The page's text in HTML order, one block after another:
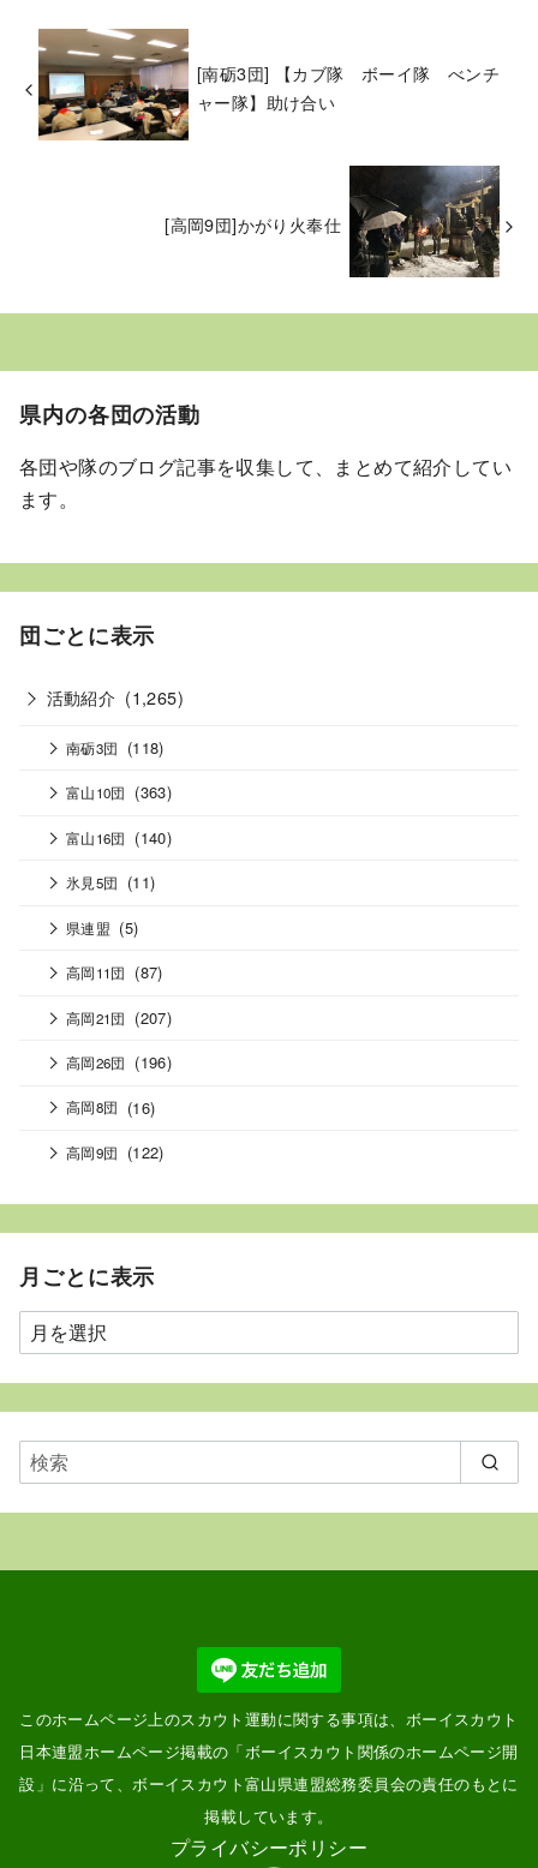
[南砺3団] 【カブ隊 ボーイ隊 べンチ
ャー隊】助け合い
[高岡9団]かがり火奉仕
県内の各団の活動
各団や隊のブログ記事を収集して、まとめて紹介してい
ます。
団ごとに表示
活動紹介 (1,265)
南砺3団 (118)
富山10団 (363)
富山16団 (140)
氷見5団 (11)
県連盟 (5)
高岡11団 (87)
高岡21団 (207)
高岡26団 (196)
高岡8団 (16)
高岡9団 (122)
月ごとに表示
月
ご
と
表
示
このホームページ上のスカウト運動に関する事項は、ボーイスカウト
日本連盟ホームページ掲載の「ボーイスカウト関係のホームページ開
設 」に沿って、ボーイスカウト富山県連盟総務委員会の責任のもとに
掲載しています。
プライバシーポリシー